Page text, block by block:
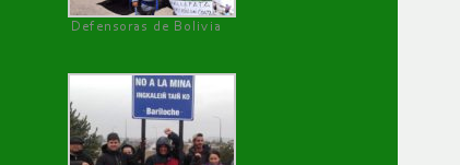
Defensoras de Bolivia